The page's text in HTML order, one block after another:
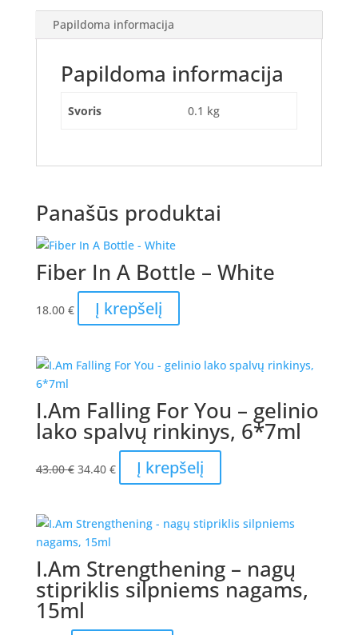
Pink
Papildoma informacija
Papildoma informacija
Svoris 0.1 kg
Panašūs produktai
Fiber In A Bottle – White
18.00 € Į krepšelį
I.Am Falling For You – gelinio
lako spalvų rinkinys, 6*7ml
43.00€ Original
43.00 €.
34.40 €Current
price
34.40 €.
Į krepšelį
I.Am Strengthening – nagų
stipriklis silpniems nagams,
15ml